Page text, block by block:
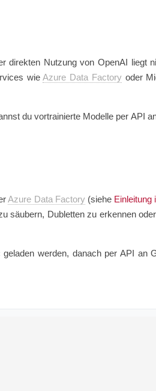
direkten Nutzung von OpenAI liegt
wieAzure Data Factoryoder
du vortrainierte Modelle per API
Azure Data Factory(siehe Einleitung
säubern, Dubletten zu erkennen
werden, danach per API an